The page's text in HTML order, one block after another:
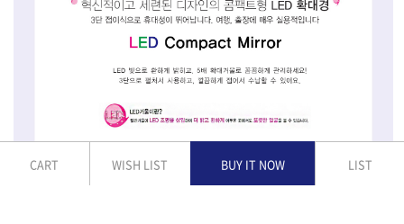
CART WISH LIST BUY IT NOW LIST